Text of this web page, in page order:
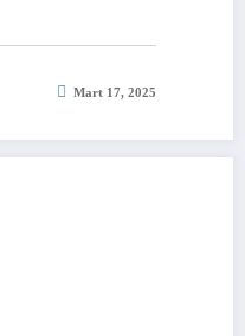
Mart 17, 2025